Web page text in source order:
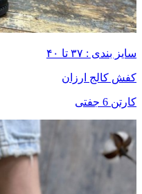
سایز بندی : ۳۷ تا ۴۰
کفش کالج ارزان
کارتن 6 جفتی